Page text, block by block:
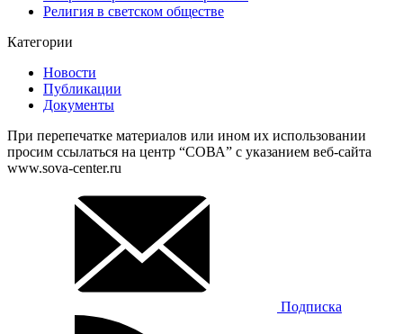
Религия в светском обществе
Категории
Новости
Публикации
Документы
При перепечатке материалов или ином их использовании
просим ссылаться на центр “СОВА” с указанием веб-сайта
www.sova-center.ru
Подписка